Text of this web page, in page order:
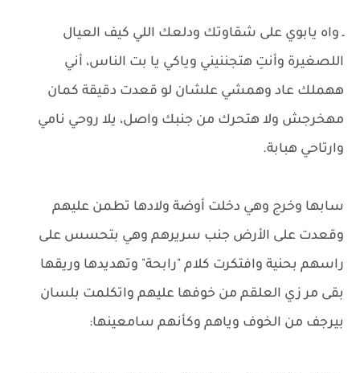
ـ واه يابوي على شقاوتك ودلعك اللي كيف العيال
اللصغيرة وأنتِ هتجننيني وياكي يا بت الناس، أني
ههملك عاد وهمشي علشان لو قعدت دقيقة كمان
مهخرجش ولا هتحرك من جنبك واصل، يلا روحي نامي
وارتاحي هبابة.
سابها وخرج وهي دخلت أوضة ولادها تطمن عليهم
وقعدت على الأرض جنب سريرهم وهي بتحسس على
راسهم بحنية وافتكرت كلام "رابحة" وتهديدها وريقها
بقى مر زي العلقم من خوفها عليهم واتكلمت بلسان
بيرجف من الخوف وياهم وكأنهم سامعينها: